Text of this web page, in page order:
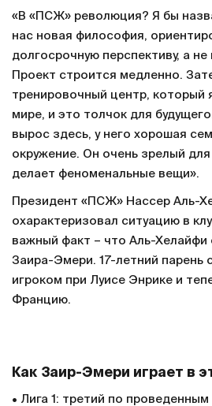
«В «ПСЖ» революция? Я бы
нас новая философия,
долгосрочную перспективу, а
Проект строится медленно.
тренировочный центр, который
мире, и это толчок для
вырос здесь, у него хорошая
окружение. Он очень зрелый
делает феноменальные вещи».
Президент «ПСЖ» Нассер Аль-
охарактеризовал ситуацию в
важный факт – что Аль-Хелайфи
Заира-Эмери. 17-летний парень
игроком при Луисе Энрике и
Францию.
Как Заир-Эмери играет в
• Лига 1: третий по